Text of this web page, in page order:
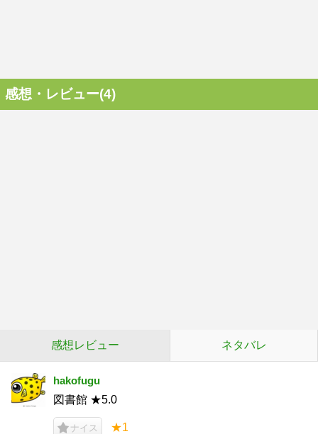
感想・レビュー(4)
感想レビュー ネタバレ
hakofugu
図書館 ★5.0
ナイス ★1